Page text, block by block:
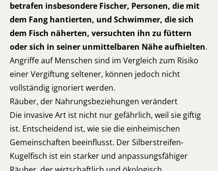
betrafen insbesondere Fischer, Personen, die mit
dem Fang hantierten, und Schwimmer, die sich
dem Fisch näherten, versuchten ihn zu füttern
oder sich in seiner unmittelbaren Nähe aufhielten.
Angriffe auf Menschen sind im Vergleich zum Risiko
einer Vergiftung seltener, können jedoch nicht
vollständig ignoriert werden.
Räuber, der Nahrungsbeziehungen verändert
Die invasive Art ist nicht nur gefährlich, weil sie giftig
ist. Entscheidend ist, wie sie die einheimischen
Gemeinschaften beeinflusst. Der Silberstreifen-
Kugelfisch ist ein starker und anpassungsfähiger